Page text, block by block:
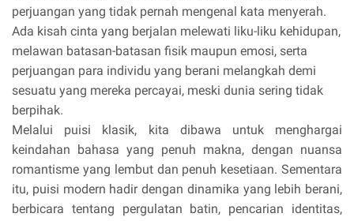
perjuangan yang tidak pernah mengenal kata menyerah.
Ada kisah cinta yang berjalan melewati liku-liku kehidupan,
melawan batasan-batasan fisik maupun emosi, serta
perjuangan para individu yang berani melangkah demi
sesuatu yang mereka percayai, meski dunia sering tidak
berpihak.
Melalui puisi klasik, kita dibawa untuk menghargai
keindahan bahasa yang penuh makna, dengan nuansa
romantisme yang lembut dan penuh kesetiaan. Sementara
itu, puisi modern hadir dengan dinamika yang lebih berani,
berbicara tentang pergulatan batin, pencarian identitas,